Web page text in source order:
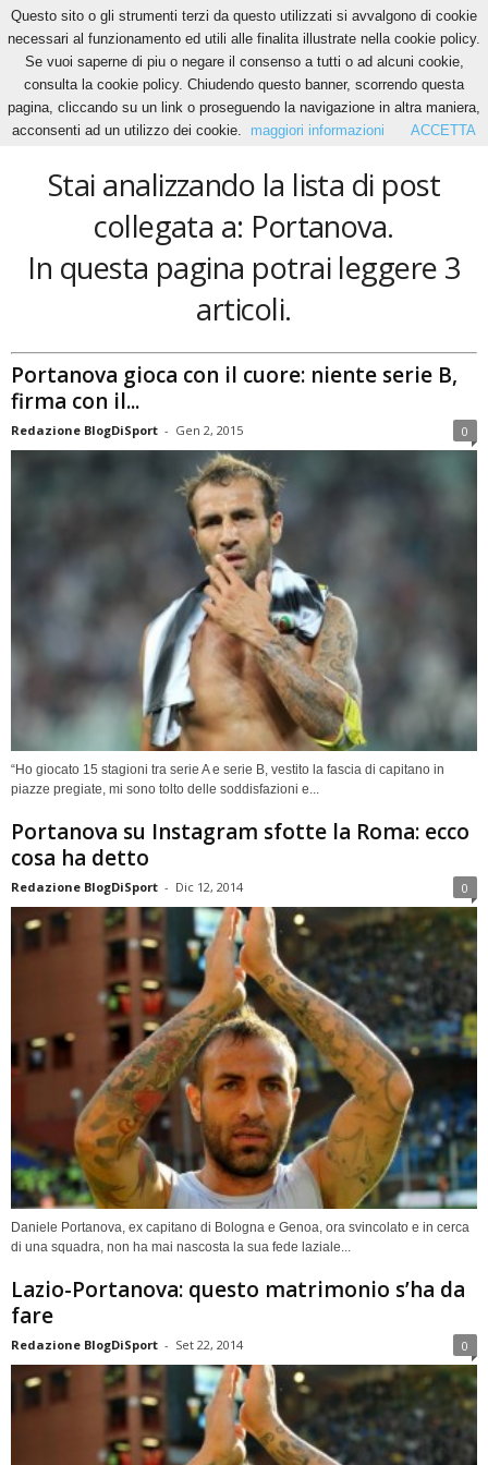
Home Tags Portanova
Portanova
Stai analizzando la lista di post
collegata a: Portanova.
In questa pagina potrai leggere 3
articoli.
Portanova gioca con il cuore: niente serie B,
firma con il...
Redazione BlogDiSport - Gen 2, 2015 0
“Ho giocato 15 stagioni tra serie A e serie B, vestito la fascia di capitano in
piazze pregiate, mi sono tolto delle soddisfazioni e...
Portanova su Instagram sfotte la Roma: ecco
cosa ha detto
Redazione BlogDiSport - Dic 12, 2014 0
Daniele Portanova, ex capitano di Bologna e Genoa, ora svincolato e in cerca
di una squadra, non ha mai nascosta la sua fede laziale...
Lazio-Portanova: questo matrimonio s’ha da
fare
Redazione BlogDiSport - Set 22, 2014 0
Questo sito o gli strumenti terzi da questo utilizzati si avvalgono di cookie
necessari al funzionamento ed utili alle finalita illustrate nella cookie policy.
Se vuoi saperne di piu o negare il consenso a tutti o ad alcuni cookie,
consulta la cookie policy. Chiudendo questo banner, scorrendo questa
pagina, cliccando su un link o proseguendo la navigazione in altra maniera,
acconsenti ad un utilizzo dei cookie.
maggiori informazioni ACCETTA